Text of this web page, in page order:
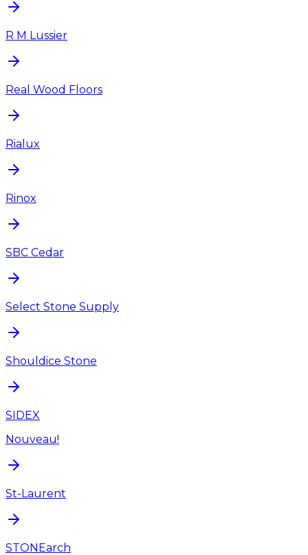
R M Lussier
Real Wood Floors
Rialux
Rinox
SBC Cedar
Select Stone Supply
Shouldice Stone
SIDEX
Nouveau!
St-Laurent
STONEarch